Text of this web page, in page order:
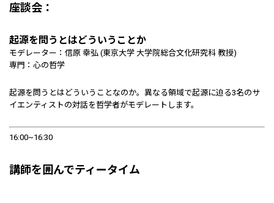
座談会：
起源を問うとはどういうことか
モデレーター：信原 幸弘 (東京大学 大学院総合文化研究科 教授)
専門：心の哲学
起源を問うとはどういうことなのか。異なる領域で起源に迫る3名のサ
イエンティストの対話を哲学者がモデレートします。
16:00~16:30
講師を囲んでティータイム